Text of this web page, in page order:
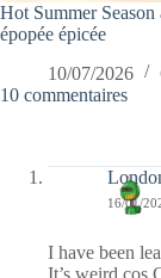
Hot Summer
épopée épicée
10/07/2026
10 commentaires
16/01/
I have been
It’s weird cos